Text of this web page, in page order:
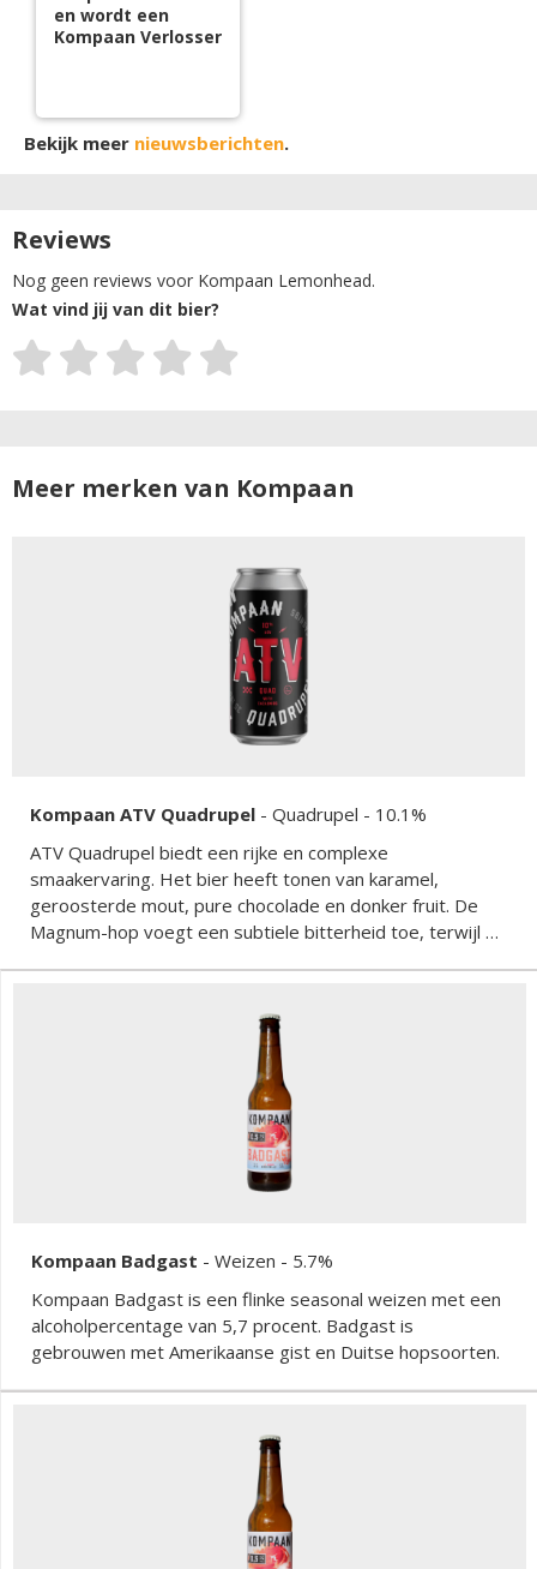
en wordt een
Kompaan Verlosser
Bekijk meer nieuwsberichten.
Reviews
Nog geen reviews voor Kompaan Lemonhead.
Wat vind jij van dit bier?
Meer merken van Kompaan
Kompaan ATV Quadrupel - Quadrupel - 10.1%
ATV Quadrupel biedt een rijke en complexe
smaakervaring. Het bier heeft tonen van karamel,
geroosterde mout, pure chocolade en donker fruit. De
Magnum-hop voegt een subtiele bitterheid toe, terwijl de
en fluweelzacht, met een verwarmende afdronk.
Kompaan Badgast - Weizen - 5.7%
Kompaan Badgast is een flinke seasonal weizen met een
alcoholpercentage van 5,7 procent. Badgast is
gebrouwen met Amerikaanse gist en Duitse hopsoorten.